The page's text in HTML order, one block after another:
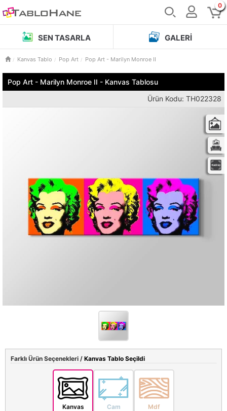
0
SEN TASARLA GALERI
Kanvas Tablo Pop Art Pop Art - Marilyn Monroe II
Pop Art - Marilyn Monroe II - Kanvas Tablosu
Ürün Kodu: TH022328
Farklı Ürün Seçenekleri / Kanvas Tablo Seçildi
Kanvas Cam Mdf